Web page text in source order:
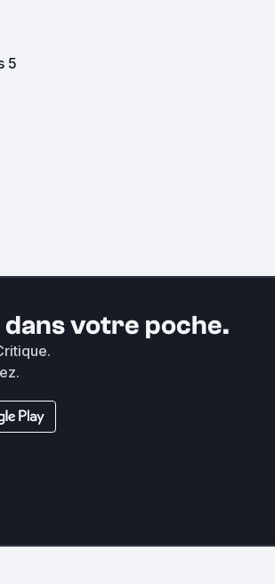
5
votre poche.